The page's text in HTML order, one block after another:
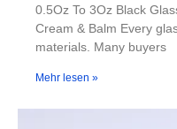
0.5Oz To 3Oz Black
Cream & Balm Every
materials. Many buyers
Mehr lesen »